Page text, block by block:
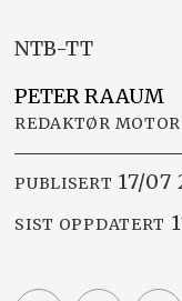
NTB-TT
PETERRAAUM
REDAKTØR MOTOR
PUBLISERT 17/
SIST OPPDATERT